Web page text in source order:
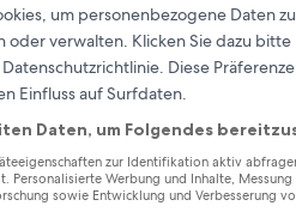
für jede
Übernachtung
um personenbezogene Daten
oder verwalten. Klicken Sie dazu
Diese
Einfluss auf Surfdaten.
Daten, um Folgendes
zur Identifikation aktiv
Werbung und Inhalte,
sowie Entwicklung und Verbesserung